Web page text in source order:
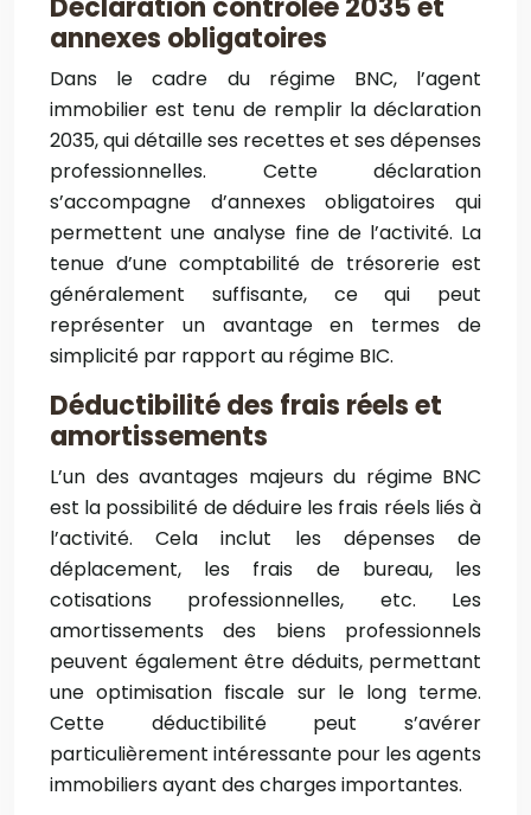
Déclaration contrôlée 2035 et
annexes obligatoires
Dans le cadre du régime BNC, l’agent
immobilier est tenu de remplir la déclaration
2035, qui détaille ses recettes et ses dépenses
professionnelles. Cette déclaration
s’accompagne d’annexes obligatoires qui
permettent une analyse fine de l’activité. La
tenue d’une comptabilité de trésorerie est
généralement suffisante, ce qui peut
représenter un avantage en termes de
simplicité par rapport au régime BIC.
Déductibilité des frais réels et
amortissements
L’un des avantages majeurs du régime BNC
est la possibilité de déduire les frais réels liés à
l’activité. Cela inclut les dépenses de
déplacement, les frais de bureau, les
cotisations professionnelles, etc. Les
amortissements des biens professionnels
peuvent également être déduits, permettant
une optimisation fiscale sur le long terme.
Cette déductibilité peut s’avérer
particulièrement intéressante pour les agents
immobiliers ayant des charges importantes.